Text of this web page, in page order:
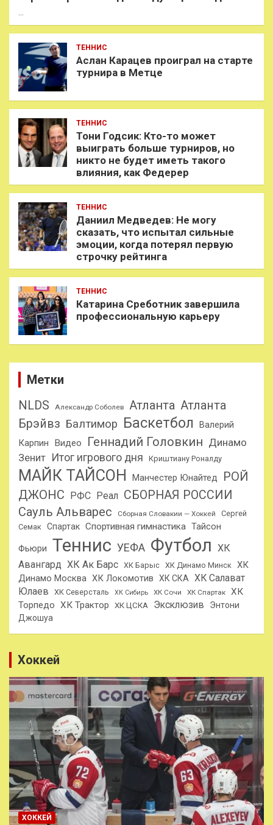
…
ТЕННИС
Аслан Карацев проиграл на старте
турнира в Метце
ТЕННИС
Тони Годсик: Кто-то может
выиграть больше турниров, но
никто не будет иметь такого
влияния, как Федерер
ТЕННИС
Даниил Медведев: Не могу
сказать, что испытал сильные
эмоции, когда потерял первую
строчку рейтинга
ТЕННИС
Катарина Среботник завершила
профессиональную карьеру
Метки
NLDS
Александр Соболев Атланта Атланта
Брэйвз Балтимор Баскетбол
Валерий
Карпин
Видео Геннадий Головкин Динамо
Зенит Итог игрового дня Криштиану Роналду
МАЙК ТАЙСОН Манчестер Юнайтед
РОЙ
ДЖОНС
РФС Реал СБОРНАЯ РОССИИ
Сауль Альварес Сборная Словакии — Хоккей
Сергей
Семак Спартак Спортивная гимнастика Тайсон
Фьюри Теннис УЕФА Футбол ХК
Авангард ХК Ак Барс ХК Барыс ХК Динамо Минск ХК
Динамо Москва ХК Локомотив ХК СКА
ХК Салават
Юлаев
ХК Северсталь ХК Сибирь ХК Сочи ХК Спартак
ХК
Торпедо ХК Трактор ХК ЦСКА Эксклюзив
Энтони
Джошуа
Хоккей
ХОККЕЙ